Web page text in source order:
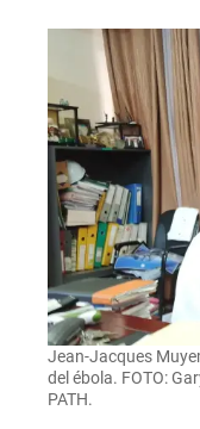
Jean-Jacques
del ébola. FOTO:
PATH.